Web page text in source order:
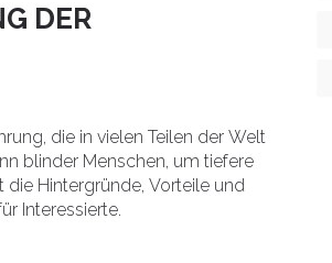
DER
die in vielen Teilen der Welt
blinder Menschen, um tiefere
Hintergründe, Vorteile und
Interessierte.